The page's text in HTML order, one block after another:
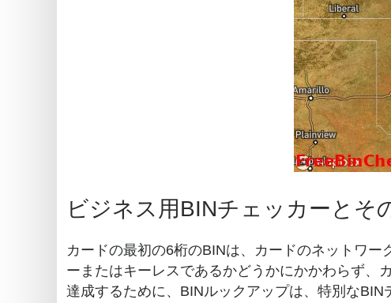
ビジネス用BINチェッカーとそ
カードの最初の6桁のBINは、カードのネットワ
ーまたはキーレスであるかどうかにかかわらず、
達成するために、BINルックアップは、特別な